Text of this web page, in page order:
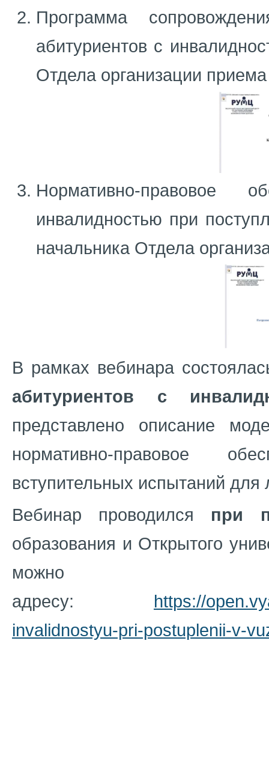
Программа
абитуриентов с
Отдела организации
Нормативно-правовое
инвалидностью при
начальника Отдела
В рамках вебинара
абитуриентов с
представлено описание
нормативно-правовое
вступительных испытаний
Вебинар проводился при
образования и Открытого
можно
адресу: https://
invalidnostyu-pri-postuplenii-v-